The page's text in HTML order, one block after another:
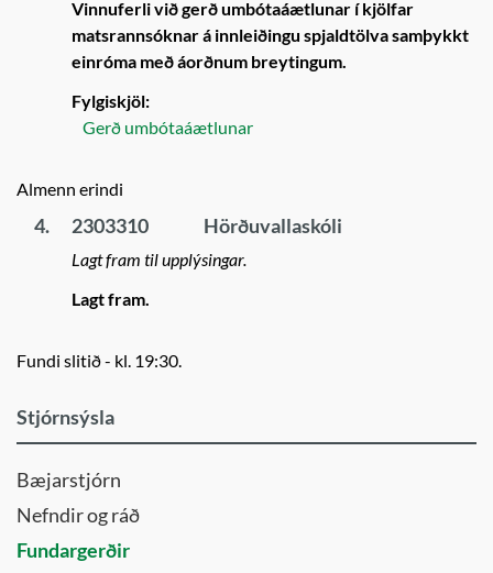
Vinnuferli við gerð umbótaáætlunar í kjölfar
matsrannsóknar á innleiðingu spjaldtölva samþykkt
einróma með áorðnum breytingum.
Fylgiskjöl:
Gerð umbótaáætlunar
Almenn erindi
4. 2303310 Hörðuvallaskóli
Lagt fram til upplýsingar.
Lagt fram.
Fundi slitið - kl. 19:30.
Stjórnsýsla
Bæjarstjórn
Nefndir og ráð
Fundargerðir